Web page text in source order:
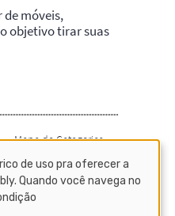
de uso pra oferecer a
Quando você navega no